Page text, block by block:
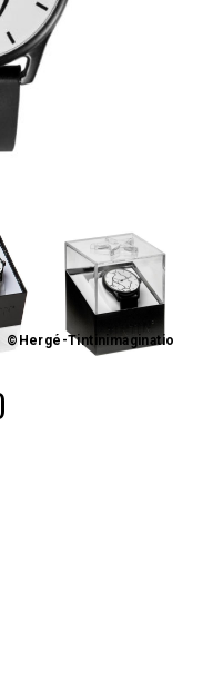
©Hergé-Tintinimaginatio